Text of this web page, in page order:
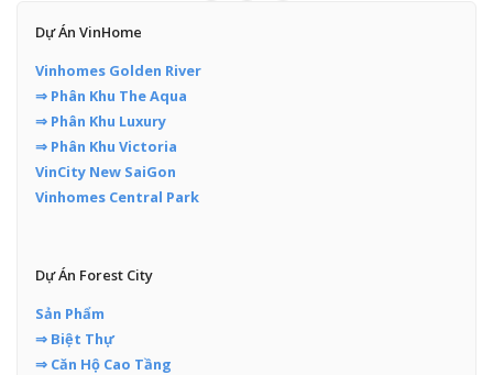
Dự Án VinHome
Vinhomes Golden River
⇒ Phân Khu The Aqua
⇒ Phân Khu Luxury
⇒ Phân Khu Victoria
VinCity New SaiGon
Vinhomes Central Park
Dự Án Forest City
Sản Phẩm
⇒ Biệt Thự
⇒ Căn Hộ Cao Tầng